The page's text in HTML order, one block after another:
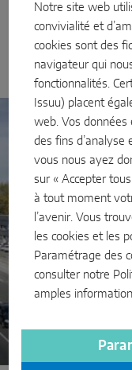
Sense by MACO
SOLUTIONS DE
Service numérique
Service de
Service produits
Chaine-Logistique
nos clients la livraison
Groupe MACO
Notre site web
convivialité et
cookies sont des
navigateur qui
fonctionnalités.
Issuu) placent
web. Vos données
des fins d’analyse
vous nous ayez
sur « Accepter
à tout moment
l’avenir. Vous
les cookies et les
Paramétrage des
consulter notre
amples